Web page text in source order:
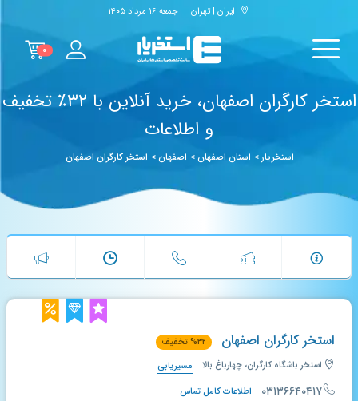
ایران | تهران جمعه ۱۶ مرداد ۱۴۰۵
۰
استخر کارگران اصفهان، خرید آنلاین با ۳۲٪ تخفیف
و اطلاعات
استخریار> استان اصفهان> اصفهان> استخر کارگران اصفهان
استخر کارگران اصفهان %۳۲ تخفیف
استخر باشگاه کارگران، چهارباغ بالا
مسیریابی
۰۳۱۳۶۶۴۰۴۱۷ اطلاعات کامل تماس